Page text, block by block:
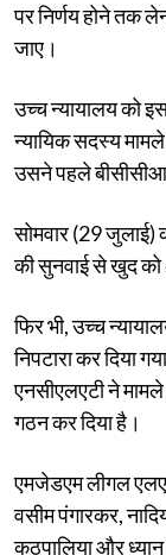
पर निर्णय होने तक
जाए।
उच्च न्यायालय को
न्यायिक सदस्य
उसने पहले
सोमवार (29 जुलाई)
की सुनवाई से खुद
फिर भी, उच्च
निपटारा कर दिया
एनसीएलएटी ने
गठन कर दिया है।
एमजेडएम लीगल
वसीम पंगारकर,
कठपालिया और